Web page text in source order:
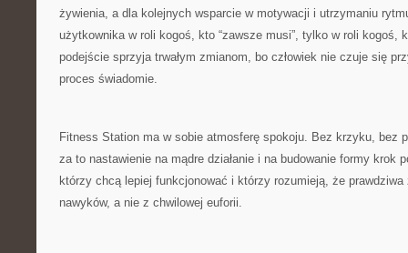
żywienia, a dla kolejnych wsparcie w motywacji i utrzymaniu
użytkownika w roli kogoś, kto “zawsze musi”, tylko w roli kogoś,
podejście sprzyja trwałym zmianom, bo człowiek nie czuje się
proces świadomie.
Fitness Station ma w sobie atmosferę spokoju. Bez krzyku, bez
za to nastawienie na mądre działanie i na budowanie formy krok
którzy chcą lepiej funkcjonować i którzy rozumieją, że
nawyków, a nie z chwilowej euforii.